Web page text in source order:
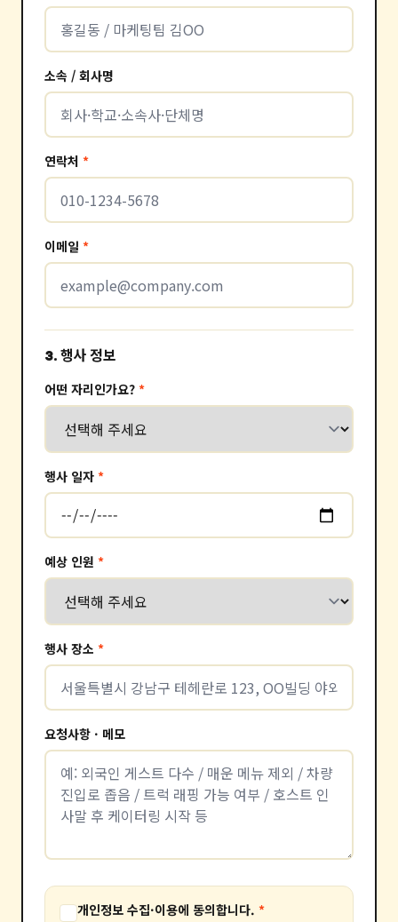
소속 / 회사명
연락처 *
이메일 *
3. 행사 정보
어떤 자리인가요? *
행사 일자 *
예상 인원 *
행사 장소 *
요청사항 · 메모
개인정보 수집·이용에 동의합니다. *